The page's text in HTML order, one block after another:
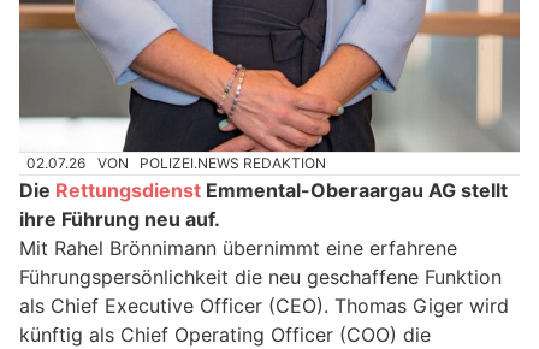
02.07.26 VON POLIZEI.NEWS REDAKTION
Die Rettungsdienst Emmental-Oberaargau AG stellt
ihre Führung neu auf.
Mit Rahel Brönnimann übernimmt eine erfahrene
Führungspersönlichkeit die neu geschaffene Funktion
als Chief Executive Officer (CEO). Thomas Giger wird
künftig als Chief Operating Officer (COO) die